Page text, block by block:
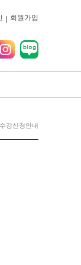
회원가입
수강신청안내